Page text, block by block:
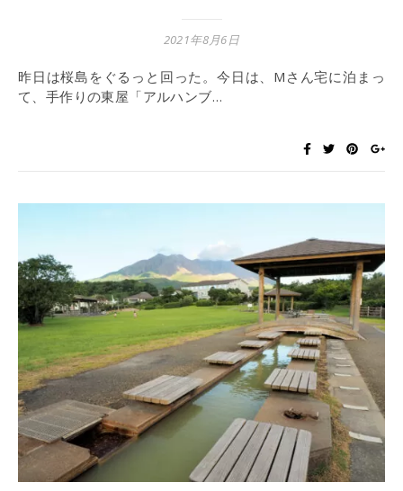
2021年8月6日
昨日は桜島をぐるっと回った。今日は、Mさん宅に泊まっ
て、手作りの東屋「アルハンブ…